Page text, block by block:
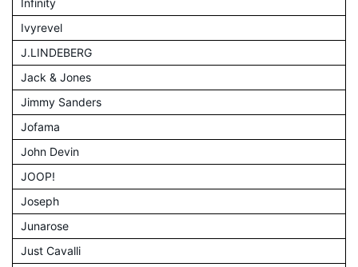
Ivyrevel
J.LINDEBERG
Jack & Jones
Jimmy Sanders
Jofama
John Devin
JOOP!
Joseph
Junarose
Just Cavalli